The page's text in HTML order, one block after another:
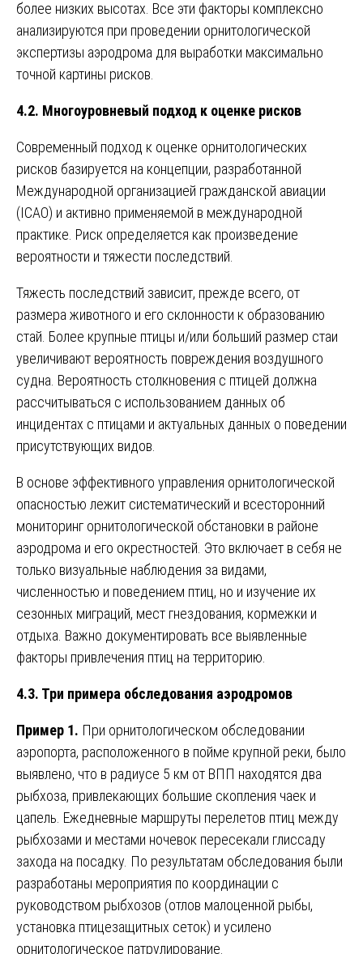
более низких высотах. Все эти факторы комплексно
анализируются при проведении орнитологической
экспертизы аэродрома для выработки максимально
точной картины рисков.
4.2. Многоуровневый подход к оценке рисков
Современный подход к оценке орнитологических
рисков базируется на концепции, разработанной
Международной организацией гражданской авиации
(ICAO) и активно применяемой в международной
практике. Риск определяется как произведение
вероятности и тяжести последствий.
Тяжесть последствий зависит, прежде всего, от
размера животного и его склонности к образованию
стай. Более крупные птицы и/или больший размер стаи
увеличивают вероятность повреждения воздушного
судна. Вероятность столкновения с птицей должна
рассчитываться с использованием данных об
инцидентах с птицами и актуальных данных о поведении
присутствующих видов.
В основе эффективного управления орнитологической
опасностью лежит систематический и всесторонний
мониторинг орнитологической обстановки в районе
аэродрома и его окрестностей. Это включает в себя не
только визуальные наблюдения за видами,
численностью и поведением птиц, но и изучение их
сезонных миграций, мест гнездования, кормежки и
отдыха. Важно документировать все выявленные
факторы привлечения птиц на территорию.
4.3. Три примера обследования аэродромов
Пример 1. При орнитологическом обследовании
аэропорта, расположенного в пойме крупной реки, было
выявлено, что в радиусе 5 км от ВПП находятся два
рыбхоза, привлекающих большие скопления чаек и
цапель. Ежедневные маршруты перелетов птиц между
рыбхозами и местами ночевок пересекали глиссаду
захода на посадку. По результатам обследования были
разработаны мероприятия по координации с
руководством рыбхозов (отлов малоценной рыбы,
установка птицезащитных сеток) и усилено
орнитологическое патрулирование.